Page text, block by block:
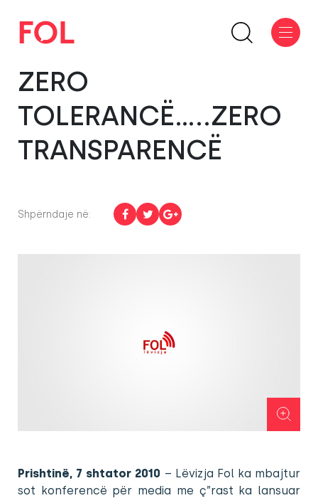
ZERO
TOLERANCË…..ZERO
TRANSPARENCË
Shpërndaje në:
Prishtinë, 7 shtator 2010 – Lëvizja Fol ka mbajtur
sot konferencë për media me ç”rast ka lansuar